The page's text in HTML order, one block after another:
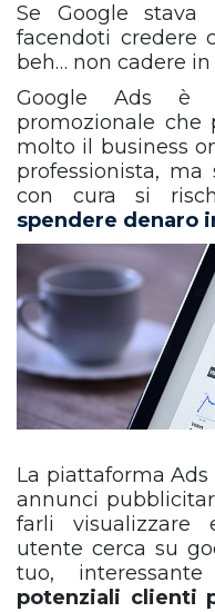
Se Google
facendoti credere
beh… non cadere
Google Ads è
promozionale che
molto il business
professionista,
con cura si
spendere denaro
La piattaforma
annunci
farli visualizzare
utente cerca su
tuo,
potenziali clienti